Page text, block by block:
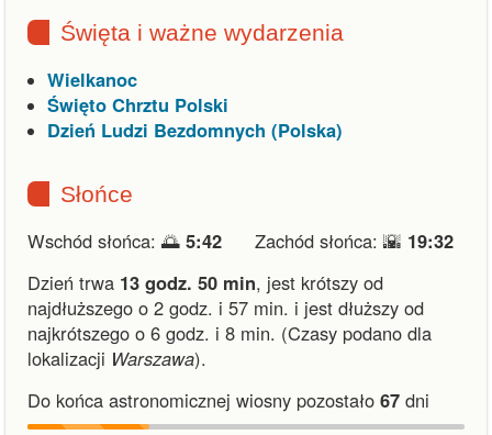
Święta i ważne wydarzenia
Wielkanoc
Święto Chrztu Polski
Dzień Ludzi Bezdomnych (Polska)
Słońce
Wschód słońca: 🌅 5:42 Zachód słońca: 🌇 19:32
Dzień trwa 13 godz. 50 min, jest krótszy od
najdłuższego o 2 godz. i 57 min. i jest dłuższy od
najkrótszego o 6 godz. i 8 min. (Czasy podano dla
lokalizacji Warszawa).
Do końca astronomicznej wiosny pozostało 67 dni